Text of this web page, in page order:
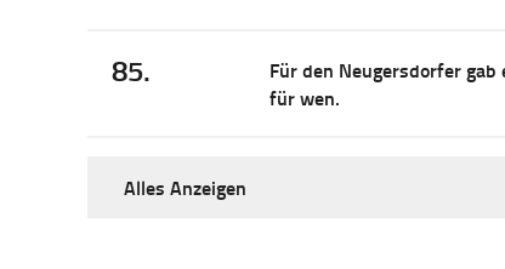
85.
Für den Neugersdorfer
für wen.
Alles Anzeigen